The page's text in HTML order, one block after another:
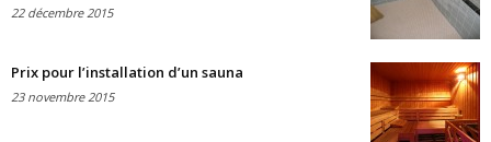
22 décembre 2015
Prix pour l’installation d’un sauna
23 novembre 2015